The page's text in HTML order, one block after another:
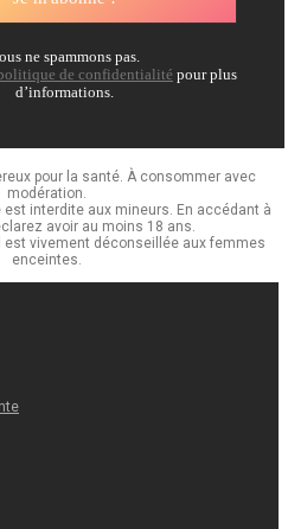
ne spammons pas.
de confidentialité pour plus
d’informations.
pour la santé. À consommer avec
modération.
est interdite aux mineurs. En accédant à
avoir au moins 18 ans.
est vivement déconseillée aux femmes
enceintes.